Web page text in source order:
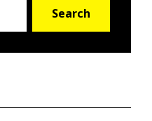
Search